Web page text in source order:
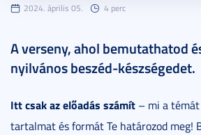
2024. április 05. 4 perc
A verseny, ahol bemutathatod
nyilvános beszéd-készségedet.
Itt csak az előadás számít – mi a
tartalmat és formát Te határozod meg!